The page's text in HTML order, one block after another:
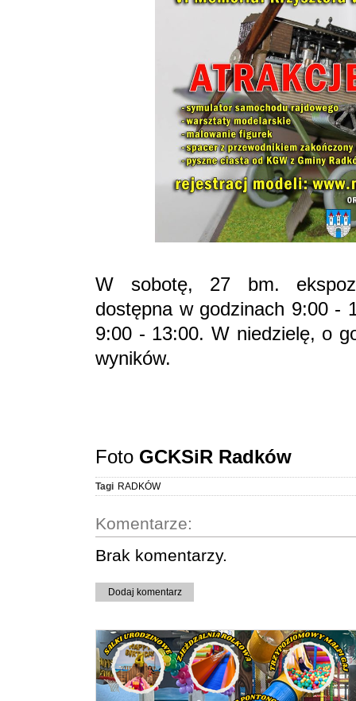
W sobotę, 27 bm.
dostępna w godzinach 9:00 -
9:00 - 13:00. W niedzielę, o
wyników.
Foto GCKSiR Radków
Tagi RADKÓW
Komentarze:
Brak komentarzy.
Dodaj komentarz